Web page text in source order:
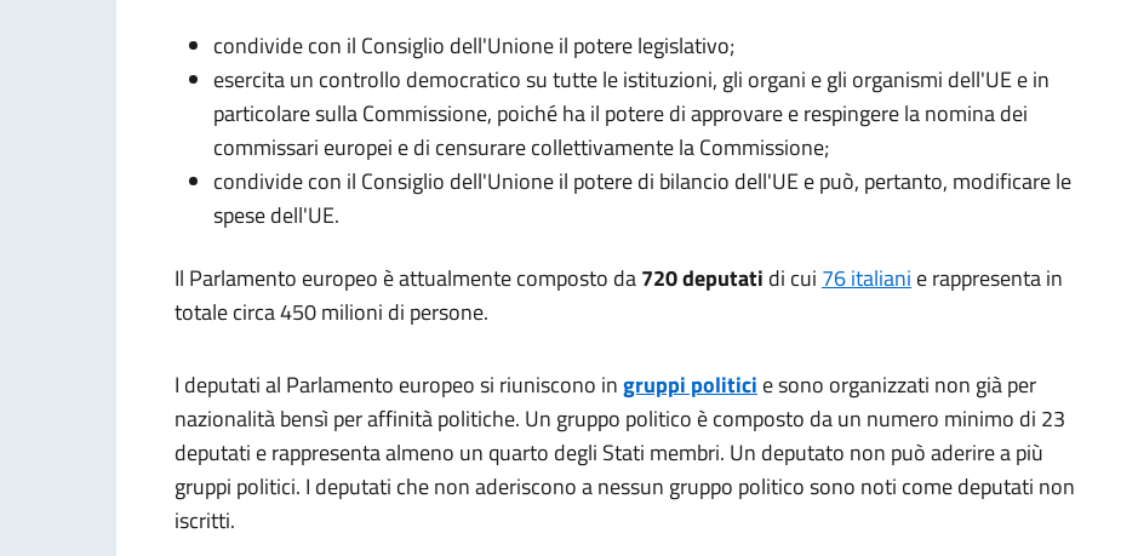
condivide con il Consiglio dell'Unione il potere legislativo;
esercita un controllo democratico su tutte le istituzioni, gli organi e gli organismi dell'UE e in
particolare sulla Commissione, poichéha il potere di approvare e respingere la nomina dei
commissari europei e di censurare collettivamente la Commissione;
condivide con il Consiglio dell'Unione il potere di bilancio dell'UE e può, pertanto, modificare le
spesedell'UE.
Il Parlamento europeo è attualmente composto da720deputati di cui 76 italiani e rappresenta in
totale circa 450 milioni di persone.
I deputati al Parlamento europeo si riuniscono ingruppi politici e sono organizzati non già per
nazionalità bensì per affinità politiche. Un gruppo politico è composto da un numero minimo di 23
deputati e rappresenta almeno un quarto degli Stati membri. Un deputato non può aderire a più
gruppi politici. I deputati che non aderiscono a nessun gruppo politico sono noti come deputati non
iscritti.